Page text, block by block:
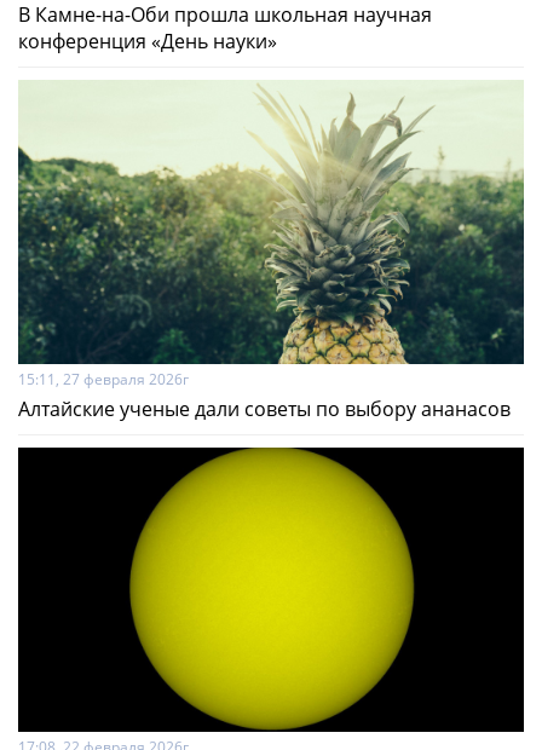
В Камне-на-­Оби прошла школьная научная
конференция «День науки»
15:11, 27 февраля 2026г
Алтайские ученые дали советы по выбору ананасов